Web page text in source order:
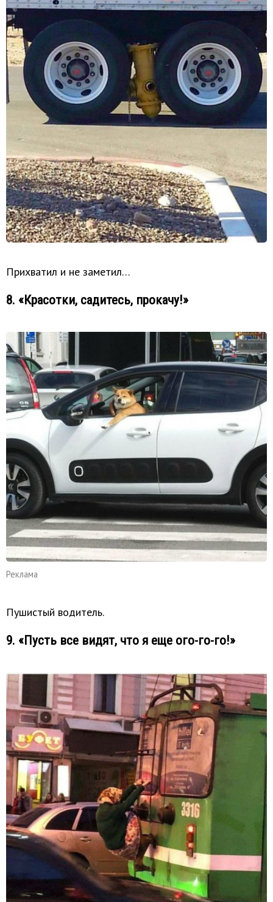
Прихватил и не заметил…
8. «Красотки, садитесь, прокачу!»
Реклама
Пушистый водитель.
9. «Пусть все видят, что я еще ого-го-го!»